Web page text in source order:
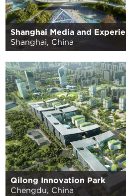
Shanghai Media and
Shanghai, China
Qilong Innovation Park
Chengdu, China